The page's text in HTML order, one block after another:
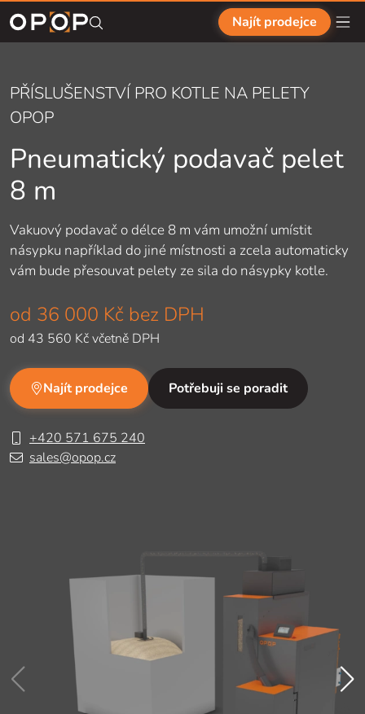
Přejít na hlavní obsah
Najít prodejce
PŘÍSLUŠENSTVÍ PRO KOTLE NA PELETY
OPOP
Pneumatický podavač pelet
8 m
Vakuový podavač o délce 8 m vám umožní umístit
násypku například do jiné místnosti a zcela automaticky
vám bude přesouvat pelety ze sila do násypky kotle.
od 36 000 Kč bez DPH
od 43 560 Kčvčetně DPH
Najít prodejce Potřebuji se poradit
+420 571 675 240
sales@opop.cz